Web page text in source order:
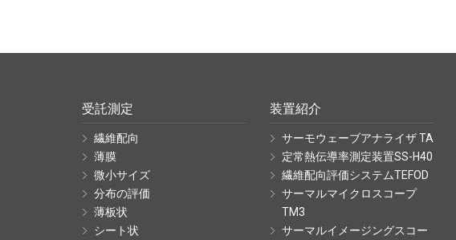
受託測定
繊維配向
薄膜
微小サイズ
分布の評価
薄板状
シート状
装置紹介
サーモウェーブアナライザ TA
定常熱伝導率測定装置SS-H40
繊維配向評価システムTEFOD
サーマルマイクロスコープ
TM3
サーマルイメージングスコー